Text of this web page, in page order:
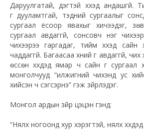
Даруулгатай, дэгтэй хүүхэд андашгүй.
үг дууламтгай, тэдний сургаалыг
сургаал ёсоор явахыг хичээдэг, зөв
сургаал авдаггүй, сонсовч нэг
чихээрээ гаргадаг, тийм хүүхэд
чаддаггүй. Багаасаа хүний үг авдаггүй, чих
өссөн хүүхдэд ямар ч сайн үг сургаал
монголчууд “илжигний чихэнд ус
хийсэн ч сэгсэрнэ” гэж зүйрлэдэг.
Монгол ардын зүйр цэцэн үгэнд:
“Нялх ногоонд хур хэрэгтэй, нялх